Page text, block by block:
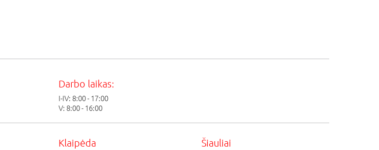
Darbo laikas:
I-IV: 8:00 - 17:00
V: 8:00 - 16:00
Klaipėda Šiauliai